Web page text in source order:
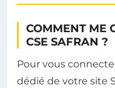
COMMENT ME
CSE SAFRAN ?
Pour vous
dédié de votre site